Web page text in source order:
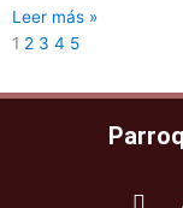
Leer más »
1 2 3 4 5